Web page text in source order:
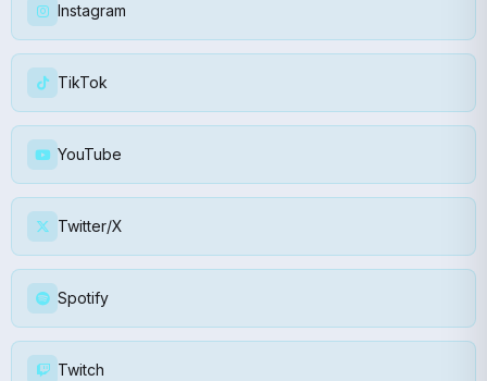
Instagram
TikTok
YouTube
Twitter/X
Spotify
Twitch